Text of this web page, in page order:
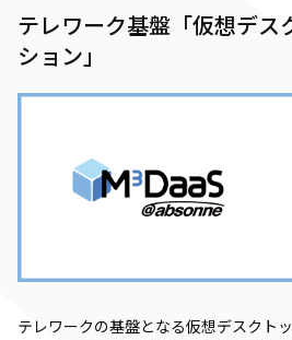
テレワーク基盤「仮想デス
ション」
テレワークの基盤となる仮想デスクト